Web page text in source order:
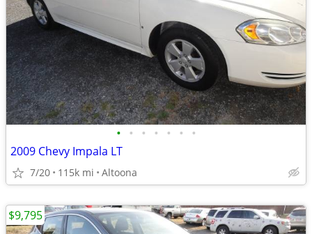
• • • • • • •
2009 Chevy Impala LT
7/20 115k mi Altoona
$9,795